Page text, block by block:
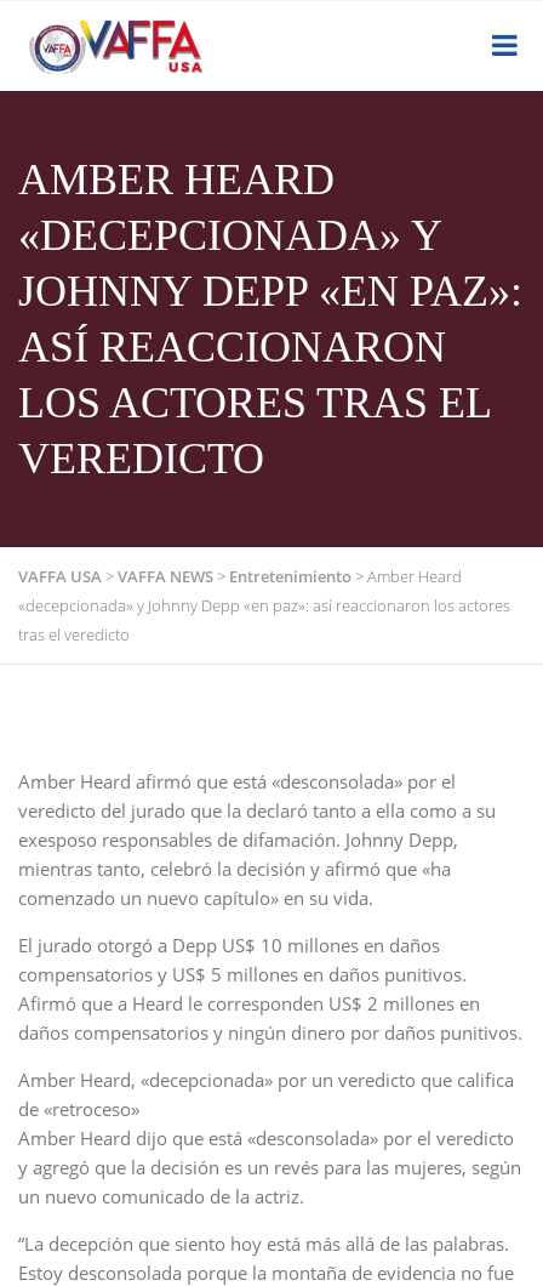
AMBER HEARD
«DECEPCIONADA» Y
JOHNNY DEPP «EN PAZ»:
ASÍ REACCIONARON
LOS ACTORES TRAS EL
VEREDICTO
VAFFA USA>VAFFA NEWS> Entretenimiento>Amber Heard
«decepcionada» y Johnny Depp «en paz»: así reaccionaron los actores
tras el veredicto
Amber Heard afirmó que está «desconsolada» por el
veredicto del jurado que la declaró tanto a ella como a su
exesposo responsables de difamación. Johnny Depp,
mientras tanto, celebró la decisión y afirmó que «ha
comenzado un nuevo capítulo» en su vida.
El jurado otorgó a Depp US$ 10 millones en daños
compensatorios y US$ 5 millones en daños punitivos.
Afirmó que a Heard le corresponden US$ 2 millones en
daños compensatorios y ningún dinero por daños punitivos.
Amber Heard, «decepcionada» por un veredicto que califica
de «retroceso»
Amber Heard dijo que está «desconsolada» por el veredicto
y agregó que la decisión es un revés para las mujeres, según
un nuevo comunicado de la actriz.
“La decepción que siento hoy está más allá de las palabras.
Estoy desconsolada porque la montaña de evidencia no fue